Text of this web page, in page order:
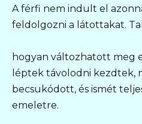
A férfi nem indult el
feldolgozni a látottakat.
hogyan változhatott meg
léptek távolodni kezdtek,
becsukódott, és ismét
emeletre.